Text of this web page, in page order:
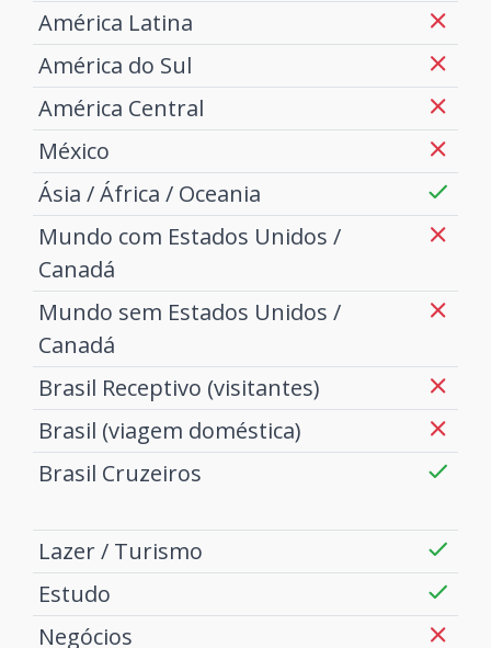
América Latina
América do Sul
América Central
México
Ásia / África / Oceania
Mundo com Estados Unidos /
Canadá
Mundo sem Estados Unidos /
Canadá
Brasil Receptivo (visitantes)
Brasil (viagem doméstica)
Brasil Cruzeiros
Lazer / Turismo
Estudo
Negócios